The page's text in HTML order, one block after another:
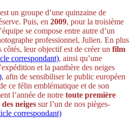
un groupe d’une quinzaine de
Puis, en 2009, pour la troisième
se compose entre autre d’un
professionnel, Julien. En plus
leur objectif est de créer un film
correspondant), ainsi qu’une
et la panthère des neiges
, afin de sensibiliser le public européen
ce félin emblématique et de son
l’année de notre toute première
neiges sur l’un de nos pièges-
correspondant)